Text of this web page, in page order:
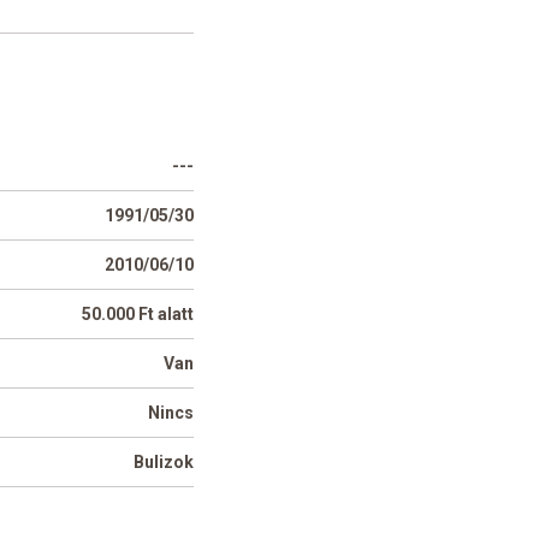
---
1991/05/30
2010/06/10
50.000 Ft alatt
Van
Nincs
Bulizok